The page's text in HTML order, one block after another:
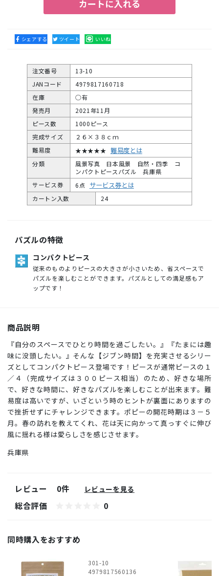
カートに入れる
シェアする ツイート いいね
注文番号
13-10
JANコード
4979817160718
在庫
○有
発売月
2021年11月
ピース数
1000ピース
完成サイズ
２６×３８ｃｍ
難易度
★★★★★ 難易度とは
分類
風景写真 日本風景 自然・四季 コ
ンパクトピースパズル 兵庫県
サービス券
6点 サービス券とは
カートン入数 24
パズルの特徴
コンパクトピース
従来のものよりピースの大きさが小さいため、省スペースで
パズルを楽しむことができます。パズルとしての満足感もア
ップです！
商品説明
『自分のスペースでひとり時間を過ごしたい。』『たまには趣
味に没頭したい。』そんな【ジブン時間】を充実させるシリー
ズとしてコンパクトピース登場です！ピースが通常ピースの１
／４（完成サイズは３００ピース相当）のため、好きな場所
で、好きな時間に、好きなパズルを楽しむことが出来ます。難
易度は高いですが、いざという時のヒントが裏面にありますの
で挫折せずにチャレンジできます。ポピーの開花時期は３－５
月。春の訪れを教えてくれ、花は天に向かって真っすぐに伸び
風に揺れる様は愛らしさを感じさせます。
兵庫県
レビュー 0件 レビューを見る
総合評価 0
同時購入をおすすめ
301-10
4979817560136